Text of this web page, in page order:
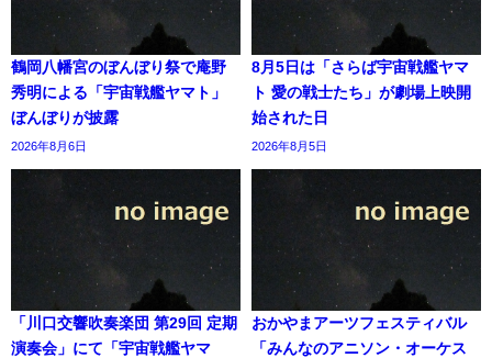
鶴岡八幡宮のぼんぼり祭で庵野
秀明による「宇宙戦艦ヤマト」
ぼんぼりが披露
2026年8月6日
8月5日は「さらば宇宙戦艦ヤマ
ト 愛の戦士たち」が劇場上映開
始された日
2026年8月5日
「川口交響吹奏楽団 第29回 定期
演奏会」にて「宇宙戦艦ヤマ
おかやまアーツフェスティバル
「みんなのアニソン・オーケス